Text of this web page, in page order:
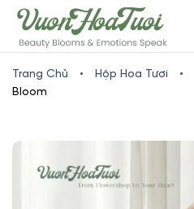
www.vuonhoatuoi.vnSkip
to
content
Trang Chủ • Hộp Hoa Tươi •
Bloom